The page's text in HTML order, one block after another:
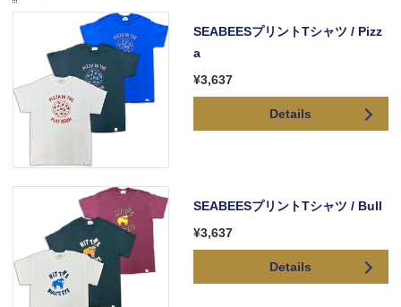
SEABEESプリントTシャツ / Pizz
a
¥3,637
Details
SEABEESプリントTシャツ / Bull
¥3,637
Details